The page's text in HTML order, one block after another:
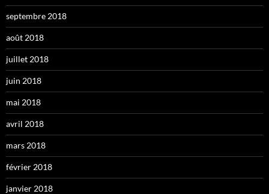
septembre 2018
août 2018
juillet 2018
juin 2018
mai 2018
avril 2018
mars 2018
février 2018
janvier 2018